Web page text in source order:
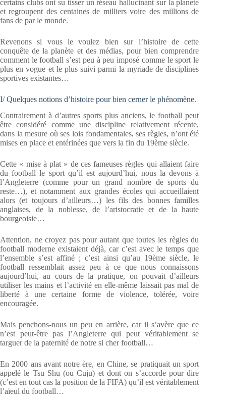
certains clubs ont su tisser un réseau hallucinant sur la planète
et regroupent des centaines de milliers voire des millions de
fans de par le monde.
Revenons si vous le voulez bien sur l’histoire de cette
conquête de la planète et des médias, pour bien comprendre
comment le football s’est peu à peu imposé comme le sport le
plus en vogue et le plus suivi parmi la myriade de disciplines
sportives existantes…
I/ Quelques notions d’histoire pour bien cerner le phénomène.
Contrairement à d’autres sports plus anciens, le football peut
être considéré comme une discipline relativement récente,
dans la mesure où ses lois fondamentales, ses règles, n’ont été
mises en place et entérinées que vers la fin du 19ème siècle.
Cette « mise à plat » de ces fameuses règles qui allaient faire
du football le sport qu’il est aujourd’hui, nous la devons à
l’Angleterre (comme pour un grand nombre de sports du
reste…), et notamment aux grandes écoles qui accueillaient
alors (et toujours d’ailleurs…) les fils des bonnes familles
anglaises, de la noblesse, de l’aristocratie et de la haute
bourgeoisie…
Attention, ne croyez pas pour autant que toutes les règles du
football moderne existaient déjà, car c’est avec le temps que
l’ensemble s’est affiné ; c’est ainsi qu’au 19ème siècle, le
football ressemblait assez peu à ce que nous connaissons
aujourd’hui, au cours de la pratique, on pouvait d’ailleurs
utiliser les mains et l’activité en elle-même laissait pas mal de
liberté à une certaine forme de violence, tolérée, voire
encouragée.
Mais penchons-nous un peu en arrière, car il s’avère que ce
n’est peut-être pas l’Angleterre qui peut véritablement se
targuer de la paternité de notre si cher football…
En 2000 ans avant notre ère, en Chine, se pratiquait un sport
appelé le Tsu Shu (ou Cuju) et dont on s’accorde pour dire
(c’est en tout cas la position de la FIFA) qu’il est véritablement
l’aïeul du football…